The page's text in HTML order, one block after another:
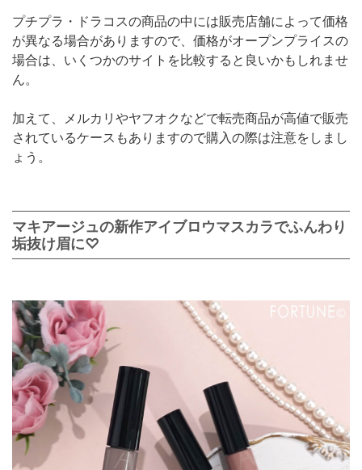
プチプラ・ドラコスの商品の中には販売店舗によって価格
が異なる場合がありますので、価格がオープンプライスの
場合は、いくつかのサイトを比較すると良いかもしれませ
ん。
加えて、メルカリやヤフオクなどで転売商品が高値で販売
されているケースもありますので購入の際は注意をしまし
ょう。
マキアージュの新作アイブロウマスカラでふんわり
垢抜け眉に♡